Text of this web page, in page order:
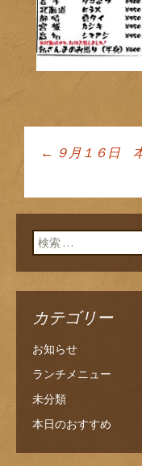
投稿
ン
← ９月１６日
検索:
カテゴリー
お知らせ
ランチメニュー
未分類
本日のおすすめ